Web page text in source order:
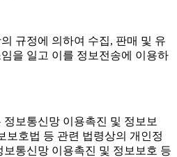
규정에 의하여 수집, 판매 및 유
을 일고 이를 정보전송에 이용하
보통신망 이용촉진 및 정보보
보호법 등 관련 법령상의 개인정
보통신망 이용촉진 및 정보보호 등